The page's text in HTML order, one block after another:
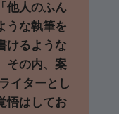
他人のふん
うな執筆を
けるような
その内、案
イターとし
悟はしてお